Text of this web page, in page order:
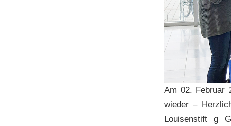
Am 02. Februar
wieder –
Louisenstift g